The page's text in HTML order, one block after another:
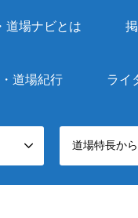
道場ナビとは
道場紀行 ライ
道場特長か